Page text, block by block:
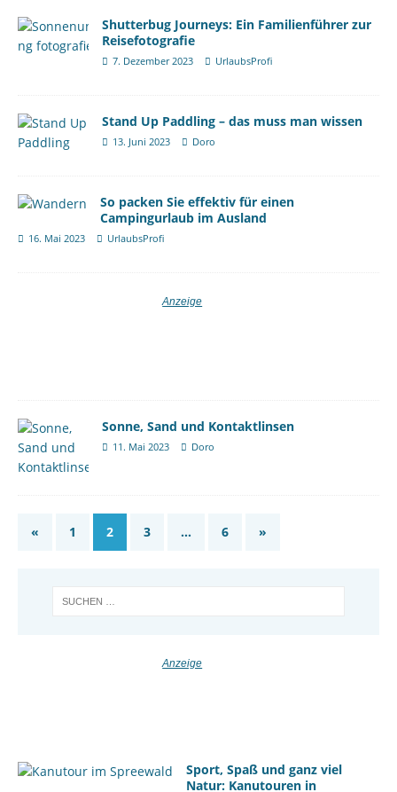
Shutterbug Journeys: Ein Familienführer zur
Reisefotografie
7. Dezember 2023 UrlaubsProfi
Stand Up Paddling – das muss man wissen
13. Juni 2023 Doro
So packen Sie effektiv für einen
Campingurlaub im Ausland
16. Mai 2023 UrlaubsProfi
Sonne, Sand und Kontaktlinsen
11. Mai 2023 Doro
« 1 2 3 … 6 »
Sport, Spaß und ganz viel
Natur: Kanutouren in